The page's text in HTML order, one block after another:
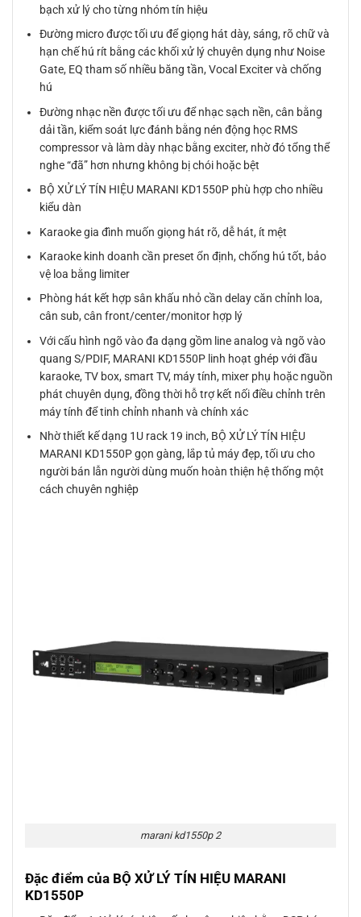
bạch xử lý cho từng nhóm tín hiệu
Đường micro được tối ưu để giọng hát dày, sáng, rõ chữ và
hạn chế hú rít bằng các khối xử lý chuyên dụng như Noise
Gate, EQ tham số nhiều băng tần, Vocal Exciter và chống
hú
Đường nhạc nền được tối ưu để nhạc sạch nền, cân bằng
dải tần, kiểm soát lực đánh bằng nén động học RMS
compressor và làm dày nhạc bằng exciter, nhờ đó tổng thể
nghe “đã” hơn nhưng không bị chói hoặc bệt
BỘ XỬ LÝ TÍN HIỆU MARANI KD1550P phù hợp cho nhiều
kiểu dàn
Karaoke gia đình muốn giọng hát rõ, dễ hát, ít mệt
Karaoke kinh doanh cần preset ổn định, chống hú tốt, bảo
vệ loa bằng limiter
Phòng hát kết hợp sân khấu nhỏ cần delay căn chỉnh loa,
cân sub, cân front/center/monitor hợp lý
Với cấu hình ngõ vào đa dạng gồm line analog và ngõ vào
quang S/PDIF, MARANI KD1550P linh hoạt ghép với đầu
karaoke, TV box, smart TV, máy tính, mixer phụ hoặc nguồn
phát chuyên dụng, đồng thời hỗ trợ kết nối điều chỉnh trên
máy tính để tinh chỉnh nhanh và chính xác
Nhờ thiết kế dạng 1U rack 19 inch, BỘ XỬ LÝ TÍN HIỆU
MARANI KD1550P gọn gàng, lắp tủ máy đẹp, tối ưu cho
người bán lẫn người dùng muốn hoàn thiện hệ thống một
cách chuyên nghiệp
marani kd1550p 2
Đặc điểm của BỘ XỬ LÝ TÍN HIỆU MARANI
KD1550P